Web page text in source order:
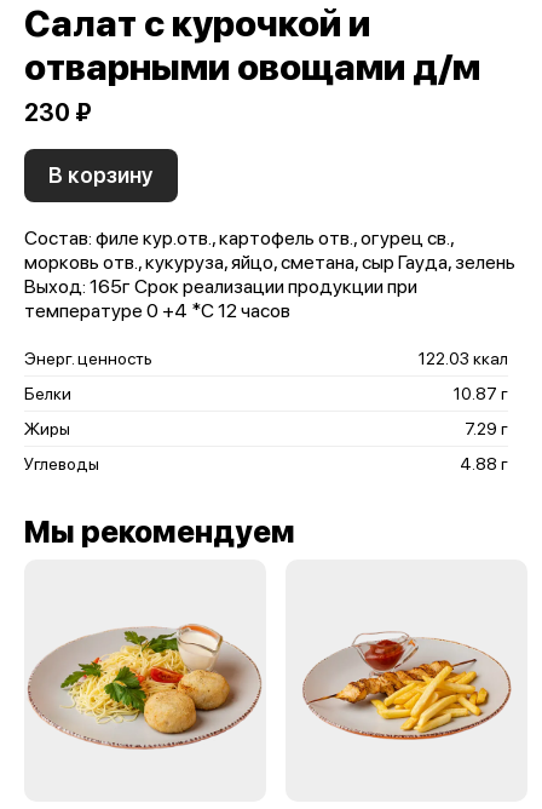
Салат с курочкой и
отварными овощами д/м
230 ₽
В корзину
Состав: филе кур.отв., картофель отв., огурец св.,
морковь отв., кукуруза, яйцо, сметана, сыр Гауда, зелень
Выход: 165г Срок реализации продукции при
температуре 0 +4 *С 12 часов
Энерг. ценность
122.03 ккал
Белки
10.87 г
Жиры
7.29 г
Углеводы
4.88 г
Мы рекомендуем